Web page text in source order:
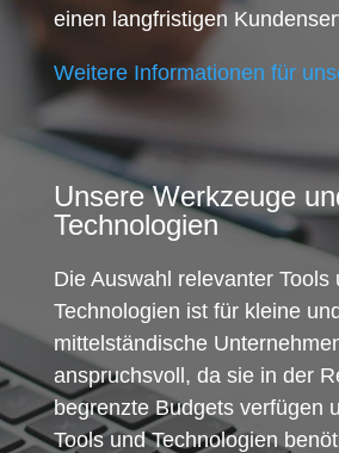
einen langfristigen
Weitere Informationen für
Unsere Werkzeuge
Technologien
Die Auswahl relevanter Tools
Technologien ist für kleine
mittelständische
anspruchsvoll, da sie in der
begrenzte Budgets verfügen
Tools und Technologien